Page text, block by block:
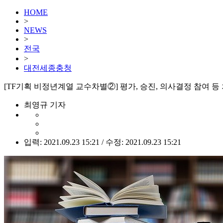
HOME
>
NEWS
>
전국
>
대전세종충청
[TF기획 비정년계열 교수차별②] 평가, 승진, 의사결정 참여 등
최영규 기자
입력: 2021.09.23 15:21 / 수정: 2021.09.23 15:21